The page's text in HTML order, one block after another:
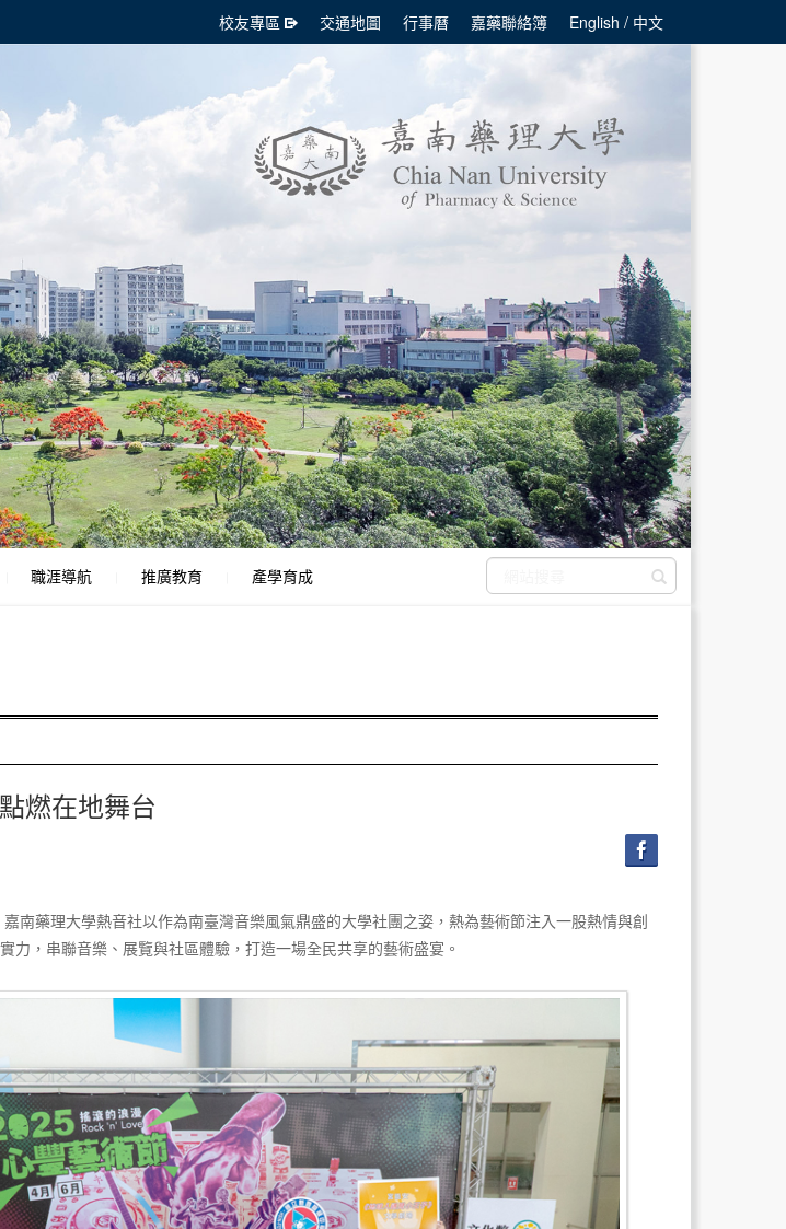
校友專區 交通地圖 行事曆 嘉藥聯絡簿 English / 中文
職涯導航 推廣教育 產學育成
燃在地舞台
南藥理大學熱音社以作為南臺灣音樂風氣鼎盛的大學社團之姿，熱為藝術節注入一股熱情與創
力，串聯音樂、展覽與社區體驗，打造一場全民共享的藝術盛宴。